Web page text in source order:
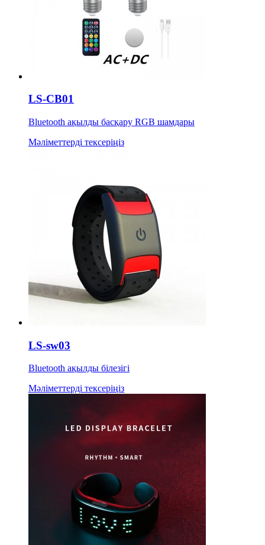
LS-CB01
Bluetooth ақылды басқару RGB шамдары
Мәліметтерді тексеріңіз
LS-sw03
Bluetooth ақылды білезігі
Мәліметтерді тексеріңіз